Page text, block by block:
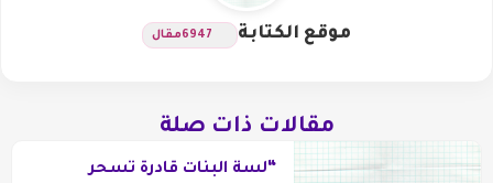
موقع الكتابة 6947مقال
مقالات ذات صلة
“لسة البنات قادرة تسحر